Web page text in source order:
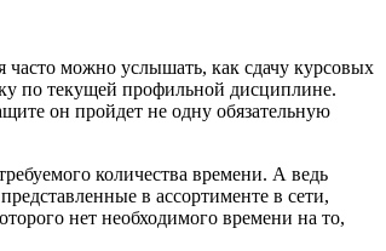
часто можно услышать, как сдачу курсовых
по текущей профильной дисциплине.
он пройдет не одну обязательную
количества времени. А ведь
в ассортименте в сети,
нет необходимого времени на то,